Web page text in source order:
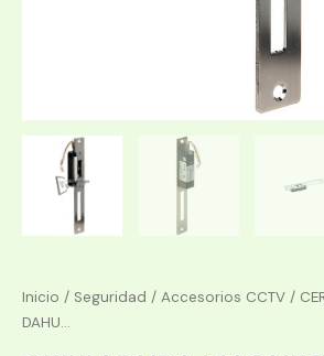
Inicio / Seguridad / Accesorios CCTV /
DAHU...